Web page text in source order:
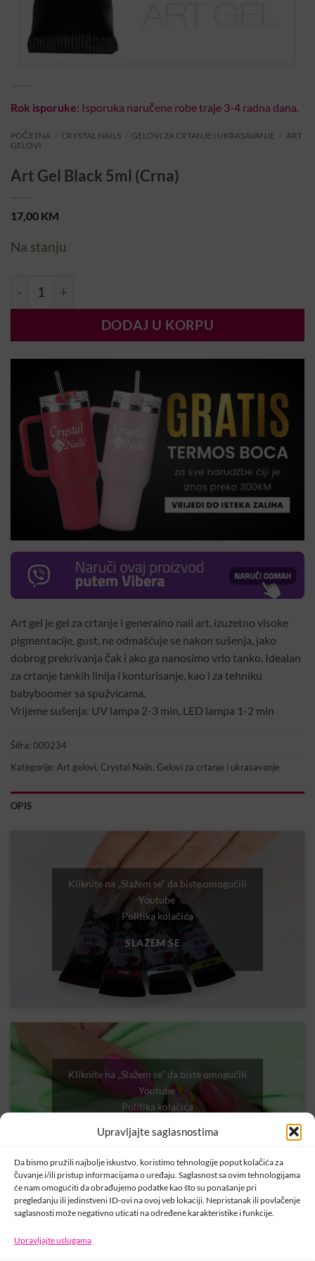
Upravljajte saglasnostima
Da bismo pružili najbolje iskustvo, koristimo tehnologije poput kolačića za
čuvanje i/ili pristup informacijama o uređaju. Saglasnost sa ovim tehnologijama
će nam omogućiti da obrađujemo podatke kao što su ponašanje pri
pregledanju ili jedinstveni ID-ovi na ovoj veb lokaciji. Nepristanak ili povlačenje
saglasnosti može negativno uticati na određene karakteristike i funkcije.
Upravljajte uslugama
Rok isporuke: Isporuka naručene robe traje 3-4 radna dana.
POČETNA CRYSTAL NAILS GELOVI ZA CRTANJE I UKRASAVANJE
ART
GELOVI
Art Gel Black 5ml (Crna)
17,00 KM
Na stanju
Art Gel Black 5ml (Crna) količina
DODAJ U KORPU
Art gel je gel za crtanje i generalno nail art, izuzetno visoke
pigmentacije, gust, ne odmašćuje se nakon sušenja, jako
dobrog prekrivanja čak i ako ga nanosimo vrlo tanko. Idealan
za crtanje tankih linija i konturisanje, kao i za tehniku
babyboomer sa spužvicama.
Vrijeme sušenja: UV lampa 2-3 min, LED lampa 1-2 min
Šifra: 000234
Kategorije: Art gelovi, Crystal Nails, Gelovi za crtanje i ukrasavanje
OPIS
Kliknite na „Slažem se“ da biste omogućili
Youtube
Politika kolačića
SLAŽEM SE
Kliknite na „Slažem se“ da biste omogućili
Youtube
Politika kolačića
SLAŽEM SE